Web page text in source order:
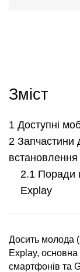
Зміст
Доступні
Запчастини
встановлення
Поради
Explay
Досить молода
Explay, основна
смартфонів та